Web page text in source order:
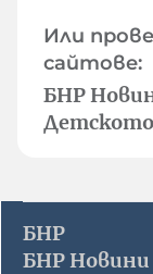
Или
сайтове:
БНР
БНР
БНР Новини